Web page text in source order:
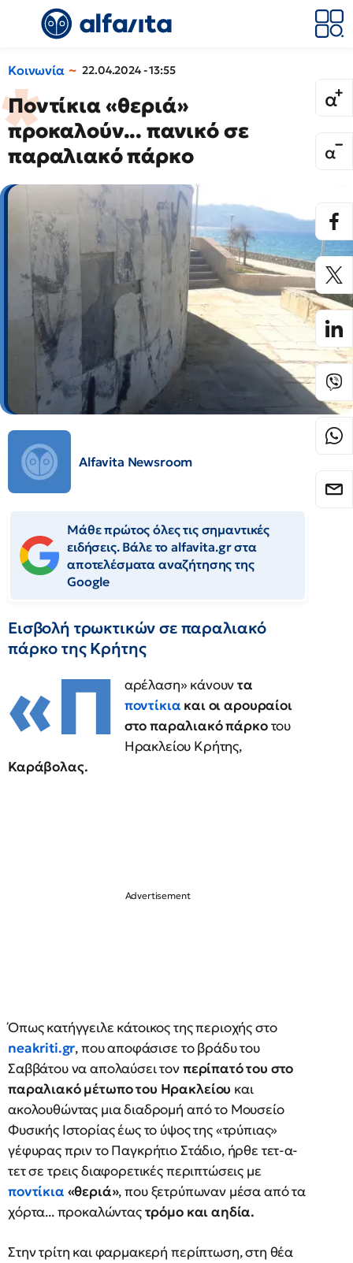
Κοινωνία 22.04.2024 - 13:55
Ποντίκια «θεριά»
προκαλούν... πανικό σε
παραλιακό πάρκο
Alfavita Newsroom
Μάθε πρώτος όλες τις σημαντικές
ειδήσεις. Βάλε το alfavita.gr στα
αποτελέσματα αναζήτησης της
Google
Εισβολή τρωκτικών σε παραλιακό
πάρκο της Κρήτης
«Π αρέλαση» κάνουντα
ποντίκια και οι αρουραίοι
στο παραλιακό πάρκοτου
Ηρακλείου Κρήτης,
Καράβολας.
Όπως κατήγγειλε κάτοικος της περιοχής στο
neakriti.gr, που αποφάσισε το βράδυ του
Σαββάτου να απολαύσει τονπερίπατό του στο
παραλιακό μέτωπο του Ηρακλείου και
ακολουθώντας μια διαδρομή από το Μουσείο
Φυσικής Ιστορίας έως το ύψος της «τρύπιας»
γέφυρας πριν το Παγκρήτιο Στάδιο, ήρθε τετ-α-
τετ σε τρεις διαφορετικές περιπτώσεις με
ποντίκια «θεριά», που ξετρύπωναν μέσα από τα
χόρτα... προκαλώνταςτρόμο και αηδία.
Στην τρίτη και φαρμακερή περίπτωση, στη θέα